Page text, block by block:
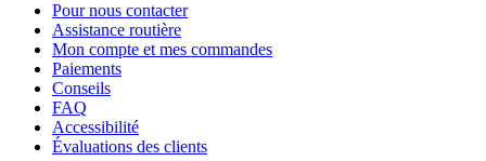
Pour nous contacter
Assistance routière
Mon compte et mes commandes
Paiements
Conseils
FAQ
Accessibilité
Évaluations des clients